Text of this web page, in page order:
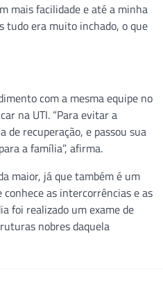
mais facilidade e até a minha
tudo era muito inchado, o que
com a mesma equipe no
na UTI. “Para evitar a
recuperação, e passou sua
a família”, afirma.
maior, já que também é um
as intercorrências e as
foi realizado um exame de
nobres daquela